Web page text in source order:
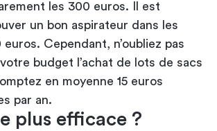
les 300 euros. Il est
un bon aspirateur dans les
Cependant, n’oubliez pas
budget l’achat de lots de sacs
en moyenne 15 euros
par an.
plus efficace ?